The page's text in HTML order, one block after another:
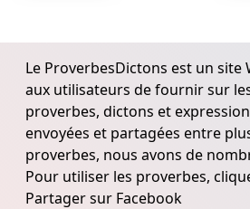
Le ProverbesDictons est un site
aux utilisateurs de fournir sur
proverbes, dictons et
envoyées et partagées entre
proverbes, nous avons de
Pour utiliser les proverbes,
Partager sur Facebook